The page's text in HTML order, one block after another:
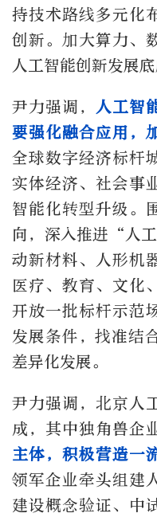
持技术路线多元化
创新。加大算力、
人工智能创新发展底
尹力强调， 人工智
要强化融合应用，
全球数字经济标杆
实体经济、社会事
智能化转型升级。
向，深入推进“人
动新材料、人形机
医疗、教育、文化
开放一批标杆示范
发展条件，找准结
差异化发展。
尹力强调，北京人
成，其中独角兽企
主体，积极营造一
领军企业牵头组建
建设概念验证、中